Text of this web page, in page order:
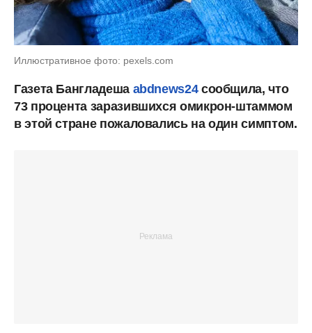
Иллюстративное фото: pexels.com
Газета Бангладеша abdnews24сообщила, что
73 процента заразившихся омикрон-штаммом
в этой стране пожаловались на один симптом.